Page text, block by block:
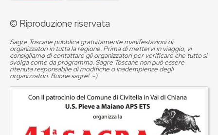
© Riproduzione riservata
Sagre Toscane pubblica gratuitamente manifestazioni di
organizzatori in tutta la regione. Prima di mettervi in viaggio, vi
consigliamo di contattare gli organizzatori per verificare che tutto si
svolga come da programma. Sagre Toscane non può essere
ritenuta responsabile di modifiche o inadempienze degli
organizzatori. Buone sagre! :-)